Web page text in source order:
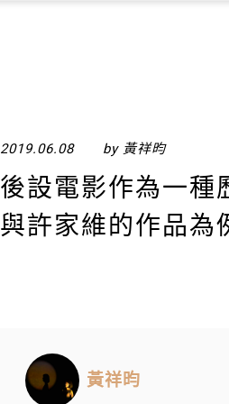
2019.06.08 by 黃祥昀
後設電影作為一種
與許家維的作品為
黃祥昀